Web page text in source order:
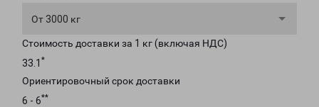
От 3000 кг
Стоимость доставки за 1 кг (включая НДС)
33.1 *
Ориентировочный срок доставки
6 - 6**